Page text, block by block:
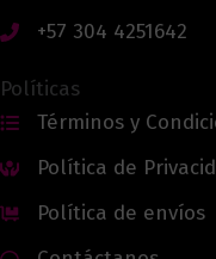
+57 304 4251642
Políticas
Términos y
Política de
Política de envíos